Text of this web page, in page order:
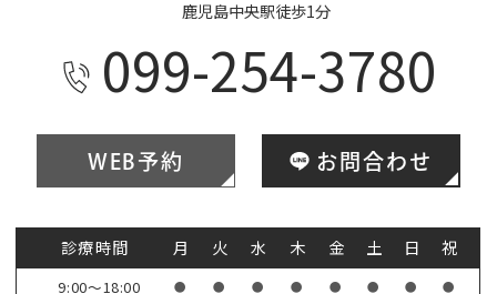
鹿児島中央駅徒歩1分
099-254-3780
WEB予約 お問合わせ
診療時間 月 火 水 木 金 土 日 祝
9:00～18:00 ● ● ● ● ● ● ● ●